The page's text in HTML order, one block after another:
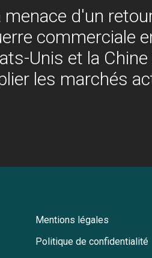
menace d'un
commerciale
Unis et la
les marchés
Mentions légales
Politique de confidentialité